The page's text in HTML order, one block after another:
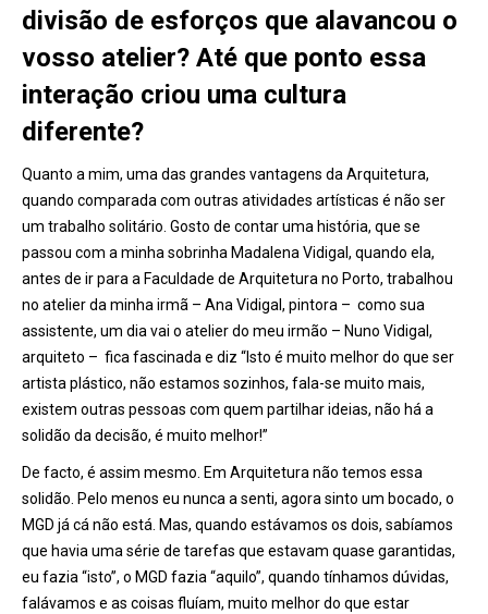
divisão de esforços que alavancou o
vosso atelier? Até que ponto essa
interação criou uma cultura
diferente?
Quanto a mim, uma das grandes vantagens da Arquitetura,
quando comparada com outras atividades artísticas é não ser
um trabalho solitário. Gosto de contar uma história, que se
passou com a minha sobrinha Madalena Vidigal, quando ela,
antes de ir para a Faculdade de Arquitetura no Porto, trabalhou
no atelier da minha irmã – Ana Vidigal, pintora – como sua
assistente, um dia vai o atelier do meu irmão – Nuno Vidigal,
arquiteto – fica fascinada e diz “Isto é muito melhor do que ser
artista plástico, não estamos sozinhos, fala-se muito mais,
existem outras pessoas com quem partilhar ideias, não há a
solidão da decisão, é muito melhor!”
De facto, é assim mesmo. Em Arquitetura não temos essa
solidão. Pelo menos eu nunca a senti, agora sinto um bocado, o
MGD já cá não está. Mas, quando estávamos os dois, sabíamos
que havia uma série de tarefas que estavam quase garantidas,
eu fazia “isto”, o MGD fazia “aquilo”, quando tínhamos dúvidas,
falávamos e as coisas fluíam, muito melhor do que estar